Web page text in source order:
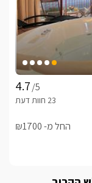
/5
החל מ- ₪1700